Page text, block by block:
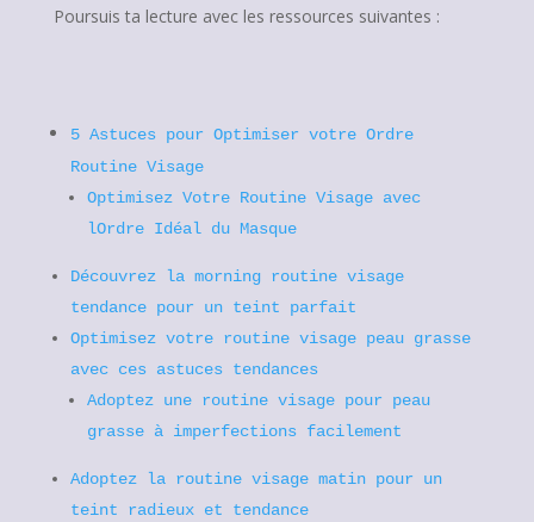
Poursuis ta lecture avec les ressources suivantes :
5 Astuces pour Optimiser votre Ordre
Routine Visage
Optimisez Votre Routine Visage avec
lOrdre Idéal du Masque
Découvrez la morning routine visage
tendance pour un teint parfait
Optimisez votre routine visage peau grasse
avec ces astuces tendances
Adoptez une routine visage pour peau
grasse à imperfections facilement
Adoptez la routine visage matin pour un
teint radieux et tendance